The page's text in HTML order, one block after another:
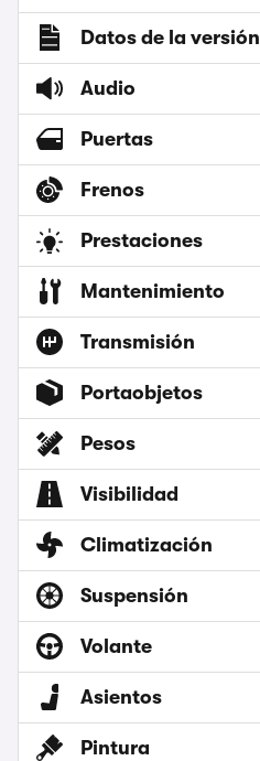
Datos de la versión
Audio
Puertas
Frenos
Prestaciones
Mantenimiento
Transmisión
Portaobjetos
Pesos
Visibilidad
Climatización
Suspensión
Volante
Asientos
Pintura